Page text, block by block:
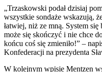
„Trzaskowski podał dzisiaj
wszystkie sondaże wskazują,
łatwiej, niż ze mną. System
może się skończyć i nie chce
końcu coś się zmieniło!” –
Konfederacji na prezydenta
W kolejnym wpisie Mentzen